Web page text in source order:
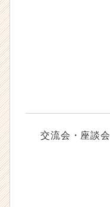
交流会・座談会